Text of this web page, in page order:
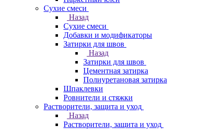
Сухие смеси
Назад
Сухие смеси
Добавки и модификаторы
Затирки для швов
Назад
Затирки для швов
Цементная затирка
Полиуретановая затирка
Шпаклевки
Ровнители и стяжки
Растворители, защита и уход
Назад
Растворители, защита и уход